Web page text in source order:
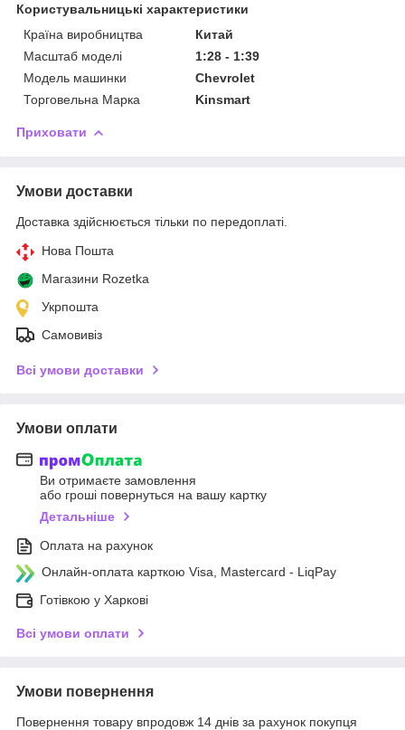
Користувальницькі характеристики
Країна виробництва
Китай
Масштаб моделі
1:28 - 1:39
Модель машинки
Chevrolet
Торговельна Марка
Kinsmart
Приховати
Умови доставки
Доставка здійснюється тільки по передоплаті.
Нова Пошта
Магазини Rozetka
Укрпошта
Самовивіз
Всі умови доставки
Умови оплати
Ви отримаєте замовлення
або гроші повернуться на вашу картку
Детальніше
Оплата на рахунок
Онлайн-оплата карткою Visa, Mastercard - LiqPay
Готівкою у Харкові
Всі умови оплати
Умови повернення
Повернення товару впродовж 14 днів за рахунок покупця